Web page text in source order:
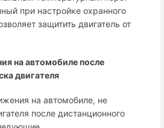
при настройке охранного
защитить двигатель от
на автомобиле после
двигателя
на автомобиле, не
после дистанционного